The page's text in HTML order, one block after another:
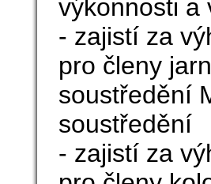
výkonnosti a
- zajistí za
pro členy
soustředění
soustředění
- zajistí za